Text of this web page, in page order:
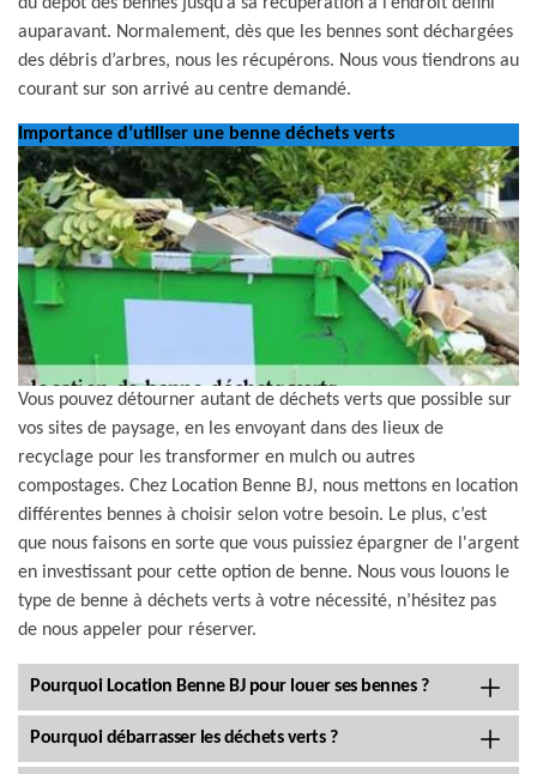
auparavant. Normalement, dès que les bennes sont déchargées
des débris d’arbres, nous les récupérons. Nous vous tiendrons au
courant sur son arrivé au centre demandé.
Importance d’utiliser une benne déchets verts
Vous pouvez détourner autant de déchets verts que possible sur
vos sites de paysage, en les envoyant dans des lieux de
recyclage pour les transformer en mulch ou autres
compostages. Chez Location Benne BJ, nous mettons en location
différentes bennes à choisir selon votre besoin. Le plus, c’est
que nous faisons en sorte que vous puissiez épargner de l'argent
en investissant pour cette option de benne. Nous vous louons le
type de benne à déchets verts à votre nécessité, n’hésitez pas
de nous appeler pour réserver.
Pourquoi Location Benne BJ pour louer ses bennes ?
Pourquoi débarrasser les déchets verts ?